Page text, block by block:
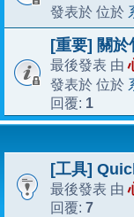
發表於 位於
[重要] 關於
最後發表 由
發表於 位於
回覆: 1
[工具]
最後發表 由
回覆: 7